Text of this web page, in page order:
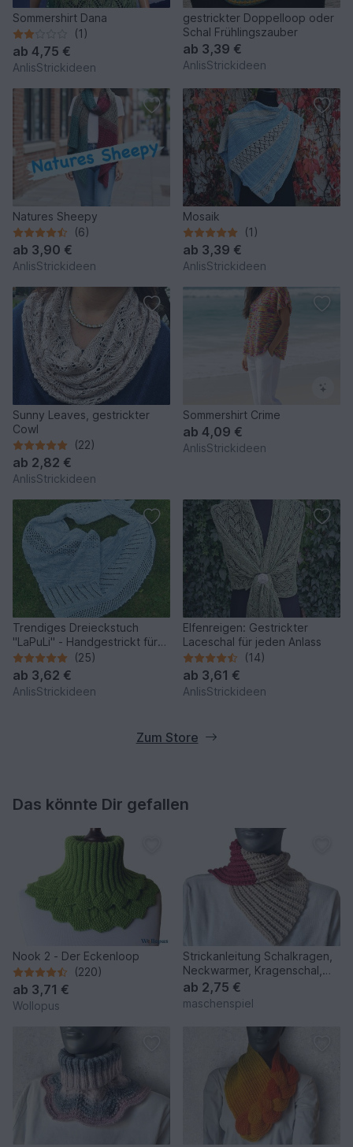
Sommershirt Dana
(1)
ab 4,75 €
AnlisStrickideen
gestrickter Doppelloop oder
Schal Frühlingszauber
ab 3,39 €
AnlisStrickideen
Natures Sheepy
(6)
ab 3,90 €
AnlisStrickideen
Mosaik
(1)
ab 3,39 €
AnlisStrickideen
Sunny Leaves, gestrickter
Cowl
(22)
ab 2,82 €
AnlisStrickideen
Sommershirt Crime
ab 4,09 €
AnlisStrickideen
Trendiges Dreieckstuch
"LaPuLi" - Handgestrickt für
dich
(25)
ab 3,62 €
AnlisStrickideen
Elfenreigen: Gestrickter
Laceschal für jeden Anlass
(14)
ab 3,61 €
AnlisStrickideen
Zum Store
Das könnte Dir gefallen
Nook 2 - Der Eckenloop
(220)
ab 3,71 €
Wollopus
Strickanleitung Schalkragen,
Neckwarmer, Kragenschal,
ab 2,75 €
maschenspiel